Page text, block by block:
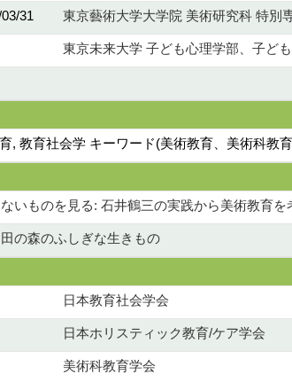
31 東京藝術大学大学院 美術研究科 特別
東京未来大学 子ども心理学部、子ど
, 教育社会学 キーワード(美術教育、美術科教
ないものを見る: 石井鶴三の実践から美術教育
の森のふしぎな生きもの
日本教育社会学会
日本ホリスティック教育/ケア学会
美術科教育学会